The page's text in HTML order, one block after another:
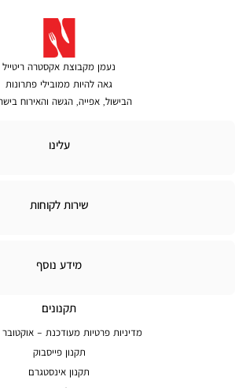
נעמן מקבוצת אקסטרה ריטייל
גאה להיות ממובילי פתרונות
הבישול, אפייה, הגשה והאירוח
עלינו
שירות לקוחות
מידע
מידע נוסף
תקנונים
מדיניות פרטיות מעודכנת – אוקטובר
תקנון פייסבוק
תקנון אינסטגרם